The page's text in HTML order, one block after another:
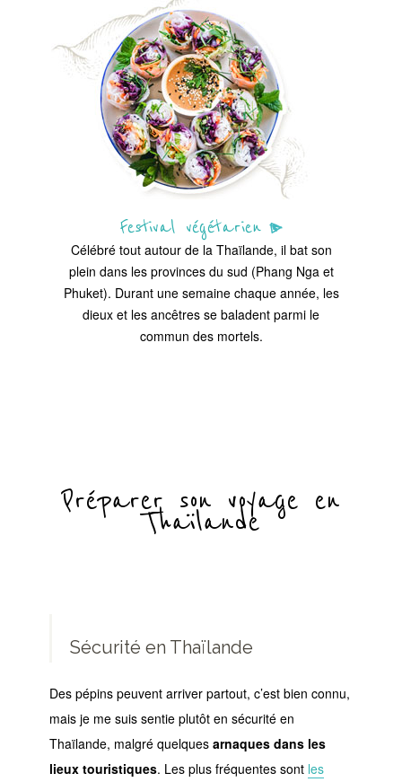
Festival végétarien
Célébré tout autour de la Thaïlande, il bat son
plein dans les provinces du sud (Phang Nga et
Phuket). Durant une semaine chaque année, les
dieux et les ancêtres se baladent parmi le
commun des mortels.
Préparer son voyage en
Thaïlande
Sécurité en Thaïlande
Des pépins peuvent arriver partout, c’est bien connu,
mais je me suis sentie plutôt en sécurité en
Thaïlande, malgré quelques arnaques dans les
lieux touristiques. Les plus fréquentes sont les